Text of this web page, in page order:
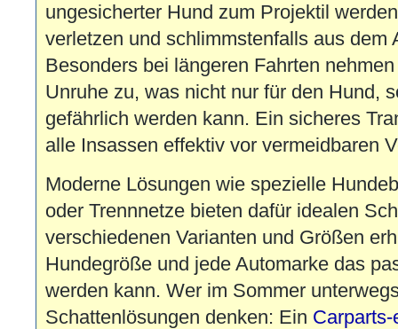
ungesicherter Hund zum Projektil
verletzen und schlimmstenfalls aus dem
Besonders bei längeren Fahrten
Unruhe zu, was nicht nur für den Hund,
gefährlich werden kann. Ein sicheres
alle Insassen effektiv vor vermeidbaren
Moderne Lösungen wie spezielle
oder Trennnetze bieten dafür idealen
verschiedenen Varianten und Größen
Hundegröße und jede Automarke das
werden kann. Wer im Sommer
Schattenlösungen denken: Ein